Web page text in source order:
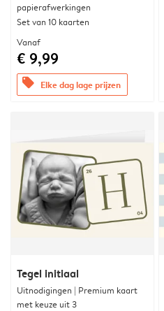
papierafwerkingen
Set van 10 kaarten
Vanaf
€ 9,99
offers Elke dag lage prijzen
Tegel initiaal
Uitnodigingen | Premium kaart
met keuze uit 3